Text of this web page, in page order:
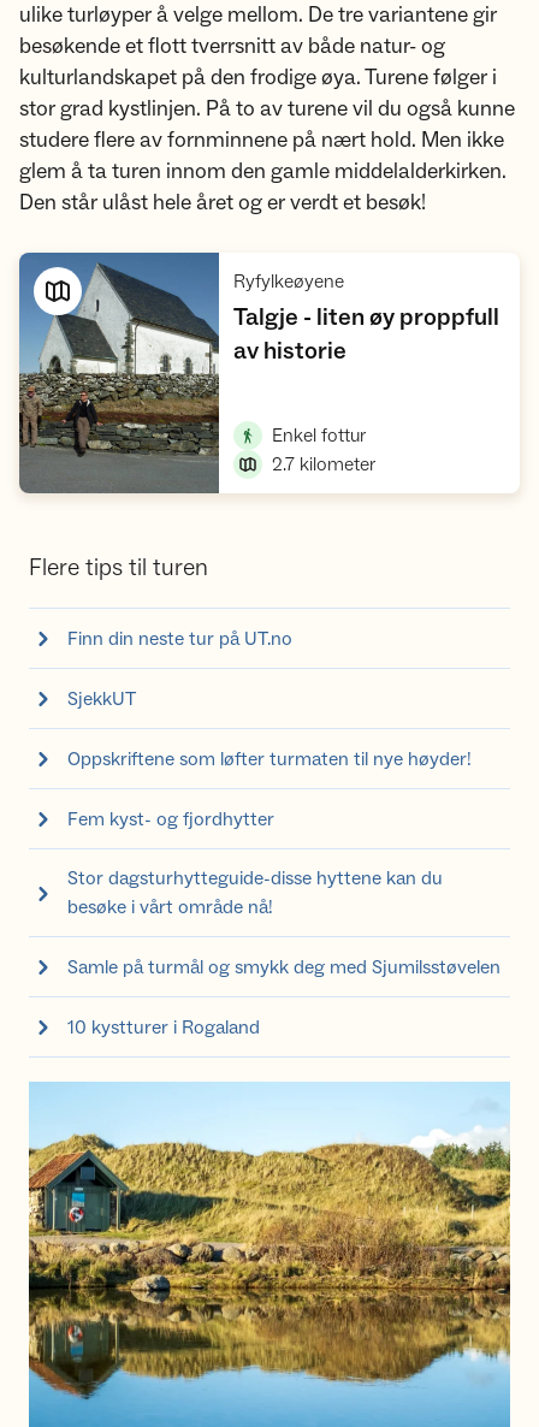
ulike turløyper å velge mellom. De tre variantene gir
besøkende et flott tverrsnitt av både natur- og
kulturlandskapet på den frodige øya. Turene følger i
stor grad kystlinjen. På to av turene vil du også kunne
studere flere av fornminnene på nært hold. Men ikke
glem å ta turen innom den gamle middelalderkirken.
Den står ulåst hele året og er verdt et besøk!
Ryfylkeøyene,
Talgje - liten øy proppfull
av historie
Enkel fottur,
2.7 kilometer
Flere tips til turen
Finn din neste tur på UT.no
SjekkUT
Oppskriftene som løfter turmaten til nye høyder!
Fem kyst- og fjordhytter
Stor dagsturhytteguide-disse hyttene kan du
besøke i vårt område nå!
Samle på turmål og smykk deg med Sjumilsstøvelen
10 kystturer i Rogaland